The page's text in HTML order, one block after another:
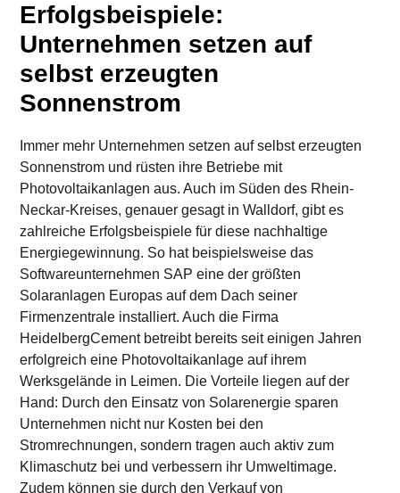
Erfolgsbeispiele:
Unternehmen setzen auf
selbst erzeugten
Sonnenstrom
Immer mehr Unternehmen setzen auf selbst erzeugten
Sonnenstrom und rüsten ihre Betriebe mit
Photovoltaikanlagen aus. Auch im Süden des Rhein-
Neckar-Kreises, genauer gesagt in Walldorf, gibt es
zahlreiche Erfolgsbeispiele für diese nachhaltige
Energiegewinnung. So hat beispielsweise das
Softwareunternehmen SAP eine der größten
Solaranlagen Europas auf dem Dach seiner
Firmenzentrale installiert. Auch die Firma
HeidelbergCement betreibt bereits seit einigen Jahren
erfolgreich eine Photovoltaikanlage auf ihrem
Werksgelände in Leimen. Die Vorteile liegen auf der
Hand: Durch den Einsatz von Solarenergie sparen
Unternehmen nicht nur Kosten bei den
Stromrechnungen, sondern tragen auch aktiv zum
Klimaschutz bei und verbessern ihr Umweltimage.
Zudem können sie durch den Verkauf von